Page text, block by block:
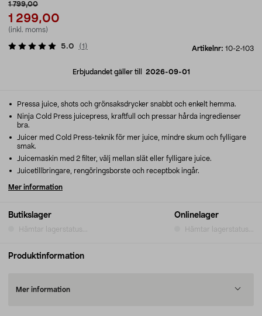
1 799,00
1 299,00
(inkl. moms)
Artikelnr: 10-2-103
5.0 (1 )
Erbjudandet gäller till 2026-09-01
Butikslager
Hämtar lagerstatus...
Onlinelager
Hämtar lagerstatus...
Pressa juice, shots och grönsaksdrycker snabbt och enkelt hemma.
Ninja Cold Press juicepress, kraftfull och pressar hårda ingredienser
bra.
Juicer med Cold Press-teknik för mer juice, mindre skum och fylligare
smak.
Juicemaskin med 2 filter, välj mellan slät eller fylligare juice.
Juicetillbringare, rengöringsborste och receptbok ingår.
Mer information
Produktinformation
Mer information